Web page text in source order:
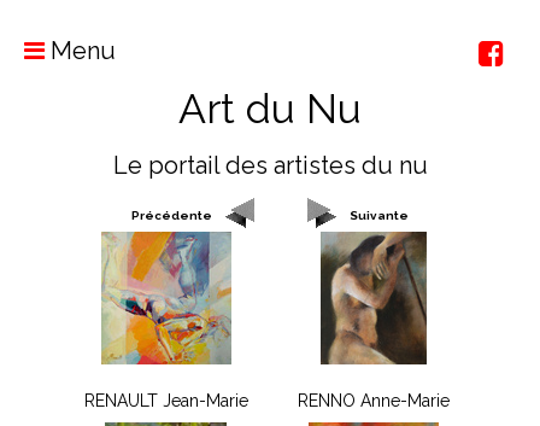
Menu
Art du Nu
Le portail des artistes du nu
Précédente Suivante
RENAULT Jean-Marie RENNO Anne-Marie